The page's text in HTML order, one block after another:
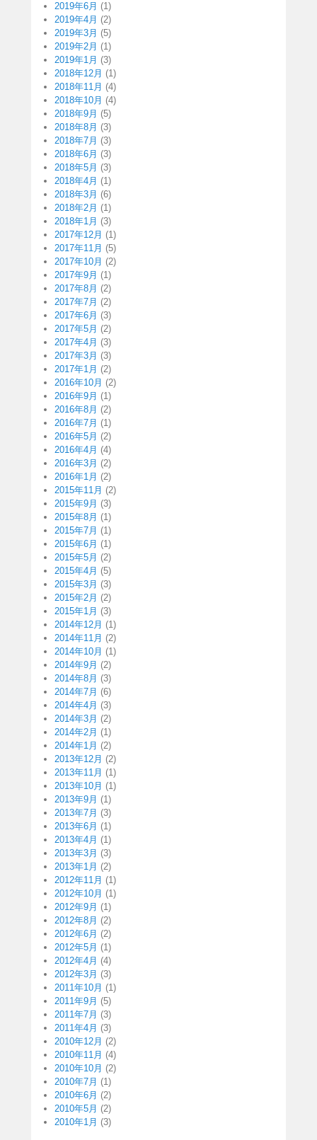
2019年6月 (1)
2019年4月 (2)
2019年3月 (5)
2019年2月 (1)
2019年1月 (3)
2018年12月 (1)
2018年11月 (4)
2018年10月 (4)
2018年9月 (5)
2018年8月 (3)
2018年7月 (3)
2018年6月 (3)
2018年5月 (3)
2018年4月 (1)
2018年3月 (6)
2018年2月 (1)
2018年1月 (3)
2017年12月 (1)
2017年11月 (5)
2017年10月 (2)
2017年9月 (1)
2017年8月 (2)
2017年7月 (2)
2017年6月 (3)
2017年5月 (2)
2017年4月 (3)
2017年3月 (3)
2017年1月 (2)
2016年10月 (2)
2016年9月 (1)
2016年8月 (2)
2016年7月 (1)
2016年5月 (2)
2016年4月 (4)
2016年3月 (2)
2016年1月 (2)
2015年11月 (2)
2015年9月 (3)
2015年8月 (1)
2015年7月 (1)
2015年6月 (1)
2015年5月 (2)
2015年4月 (5)
2015年3月 (3)
2015年2月 (2)
2015年1月 (3)
2014年12月 (1)
2014年11月 (2)
2014年10月 (1)
2014年9月 (2)
2014年8月 (3)
2014年7月 (6)
2014年4月 (3)
2014年3月 (2)
2014年2月 (1)
2014年1月 (2)
2013年12月 (2)
2013年11月 (1)
2013年10月 (1)
2013年9月 (1)
2013年7月 (3)
2013年6月 (1)
2013年4月 (1)
2013年3月 (3)
2013年1月 (2)
2012年11月 (1)
2012年10月 (1)
2012年9月 (1)
2012年8月 (2)
2012年6月 (2)
2012年5月 (1)
2012年4月 (4)
2012年3月 (3)
2011年10月 (1)
2011年9月 (5)
2011年7月 (3)
2011年4月 (3)
2010年12月 (2)
2010年11月 (4)
2010年10月 (2)
2010年7月 (1)
2010年6月 (2)
2010年5月 (2)
2010年1月 (3)